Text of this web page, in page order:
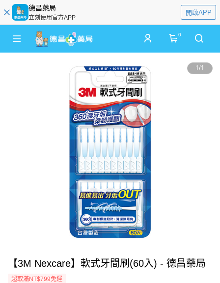
德昌藥局
立刻使用官方APP
開啟APP
0
1/1
【3M Nexcare】軟式牙間刷(60入) - 德昌藥局
超取滿NT$799免運